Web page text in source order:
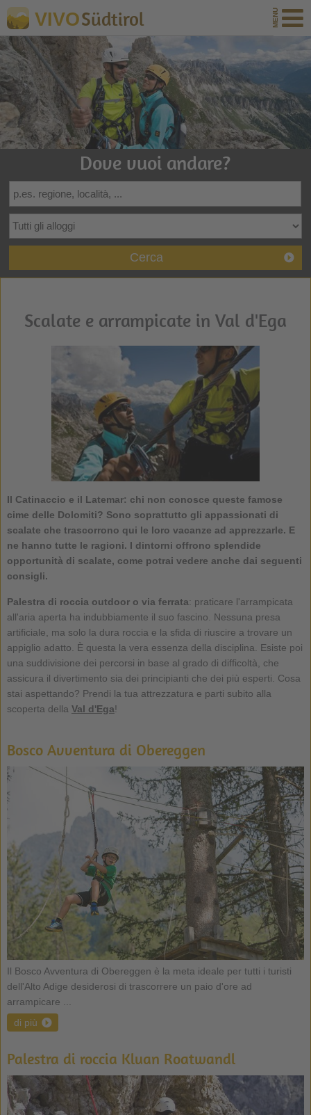
VIVOSüdtirol
Dove vuoi andare?
Cerca
Scalate e arrampicate in Val d'Ega
Il Catinaccio e il Latemar: chi non conosce queste famose
cime delle Dolomiti? Sono soprattutto gli appassionati di
scalate che trascorrono qui le loro vacanze ad apprezzarle. E
ne hanno tutte le ragioni. I dintorni offrono splendide
opportunità di scalate, come potrai vedere anche dai seguenti
consigli.
Palestra di roccia outdoor o via ferrata: praticare l'arrampicata
all'aria aperta ha indubbiamente il suo fascino. Nessuna presa
artificiale, ma solo la dura roccia e la sfida di riuscire a trovare un
appiglio adatto. È questa la vera essenza della disciplina. Esiste poi
una suddivisione dei percorsi in base al grado di difficoltà, che
assicura il divertimento sia dei principianti che dei più esperti. Cosa
stai aspettando? Prendi la tua attrezzatura e parti subito alla
scoperta della Val d'Ega!
Bosco Avventura di Obereggen
Il Bosco Avventura di Obereggen è la meta ideale per tutti i turisti
dell'Alto Adige desiderosi di trascorrere un paio d'ore ad
arrampicare ...
di più
Palestra di roccia Kluan Roatwandl